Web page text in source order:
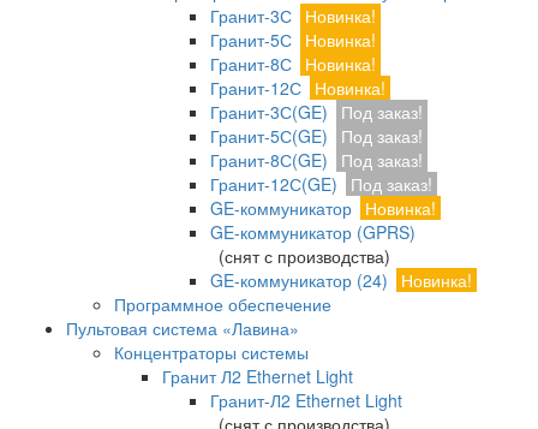
Гранит-3С Новинка!
Гранит-5С Новинка!
Гранит-8С Новинка!
Гранит-12С Новинка!
Гранит-3С(GE)
Под заказ!
Гранит-5С(GE)
Под заказ!
Гранит-8С(GE)
Под заказ!
Гранит-12С(GE)
Под заказ!
GE-коммуникатор Новинка!
GE-коммуникатор (GPRS)
(снят с производства)
GE-коммуникатор (24)
Новинка!
Программное обеспечение
Пультовая система «Лавина»
Концентраторы системы
Гранит Л2 Ethernet Light
Гранит-Л2 Ethernet Light
(снят с производства)